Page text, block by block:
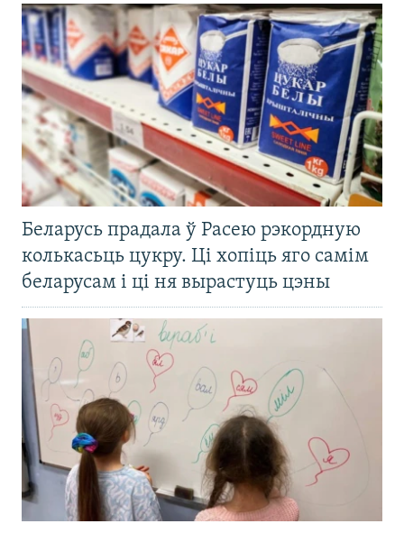
Беларусь прадала ў Расею рэкордную
колькасьць цукру. Ці хопіць яго самім
беларусам і ці ня вырастуць цэны